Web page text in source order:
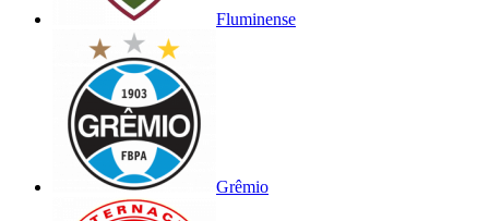
Fluminense
Grêmio